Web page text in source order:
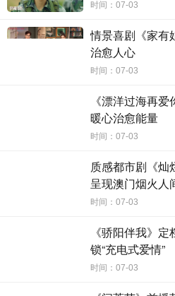
青年群像多维诠释使命担当
《我的人间烟火》可谓未播先火
将该剧收录追剧清单。该剧总制片人
视作品，此次牵头《我的人间烟火》
李木戈操刀，将用惊心动魄的救援场
的身影；编剧徐速拥有代表作品《火
刻画群像及描摹军旅日常，此次或将
一众青年演员的表现可圈可点，杨洋
信念感传达“人间理想”的榜样力量；
立起职业信仰的心路历程；更有王彦
演古灵精怪的翟淼等，青年演员们的
《我的人间烟火》聚焦当代消防
他们在岗位上的工作日常与“高光时刻
时间：07-03
情景喜剧《家有
治愈人心
时间：07-03
《漂洋过海再
暖心治愈能量
时间：07-03
质感都市剧《灿
呈现澳门烟火人
时间：07-03
《骄阳伴我》
锁“充电式爱情”
时间：07-03